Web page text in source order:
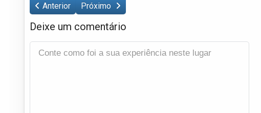
Anterior Próximo
Deixe um comentário